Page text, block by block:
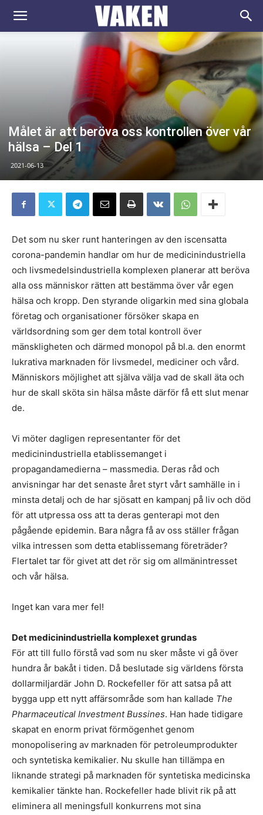
VAKEN.se
Målet är att beröva oss kontrollen över vår
hälsa – Del 1
2021-06-13
Det som nu sker runt hanteringen av den iscensatta
corona-pandemin handlar om hur de medicinindustriella
och livsmedelsindustriella komplexen planerar att beröva
alla oss människor rätten att bestämma över vår egen
hälsa och kropp. Den styrande oligarkin med sina globala
företag och organisationer försöker skapa en
världsordning som ger dem total kontroll över
mänskligheten och därmed monopol på bl.a. den enormt
lukrativa marknaden för livsmedel, mediciner och vård.
Människors möjlighet att själva välja vad de skall äta och
hur de skall sköta sin hälsa måste därför få ett slut menar
de.
Vi möter dagligen representanter för det
medicinindustriella etablissemanget i
propagandamedierna – massmedia. Deras råd och
anvisningar har det senaste året styrt vårt samhälle in i
minsta detalj och de har sjösatt en kampanj på liv och död
för att utpressa oss att ta deras genterapi mot den
pågående epidemin. Bara några få av oss ställer frågan
vilka intressen som detta etablissemang företräder?
Flertalet tar för givet att det rör sig om allmänintresset
och vår hälsa.
Inget kan vara mer fel!
Det medicinindustriella komplexet grundas
För att till fullo förstå vad som nu sker måste vi gå över
hundra år bakåt i tiden. Då beslutade sig världens första
dollarmiljardär John D. Rockefeller för att satsa på att
bygga upp ett nytt affärsområde som han kallade The
Pharmaceutical Investment Bussines. Han hade tidigare
skapat en enorm privat förmögenhet genom
monopolisering av marknaden för petroleumprodukter
och syntetiska kemikalier. Nu skulle han tillämpa en
liknande strategi på marknaden för syntetiska medicinska
kemikalier tänkte han. Rockefeller hade blivit rik på att
eliminera all meningsfull konkurrens mot sina